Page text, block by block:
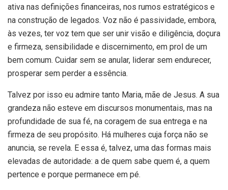
ativa nas definições financeiras, nos rumos estratégicos e
na construção de legados. Voz não é passividade, embora,
às vezes, ter voz tem que ser unir visão e diligência, doçura
e firmeza, sensibilidade e discernimento, em prol de um
bem comum. Cuidar sem se anular, liderar sem endurecer,
prosperar sem perder a essência.
Talvez por isso eu admire tanto Maria, mãe de Jesus. A sua
grandeza não esteve em discursos monumentais, mas na
profundidade de sua fé, na coragem de sua entrega e na
firmeza de seu propósito. Há mulheres cuja força não se
anuncia, se revela. E essa é, talvez, uma das formas mais
elevadas de autoridade: a de quem sabe quem é, a quem
pertence e porque permanece em pé.